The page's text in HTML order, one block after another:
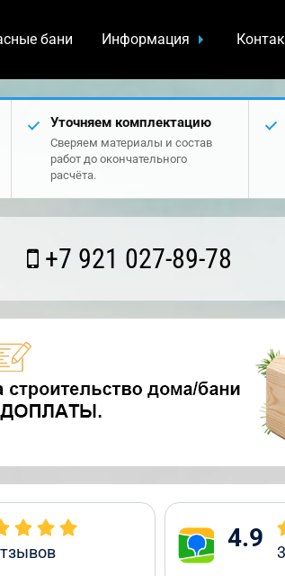
бани Информация
Уточняем комплектацию
Сверяем материалы и состав
работ до окончательного
расчёта.
+7 921 027-89-78
4.9